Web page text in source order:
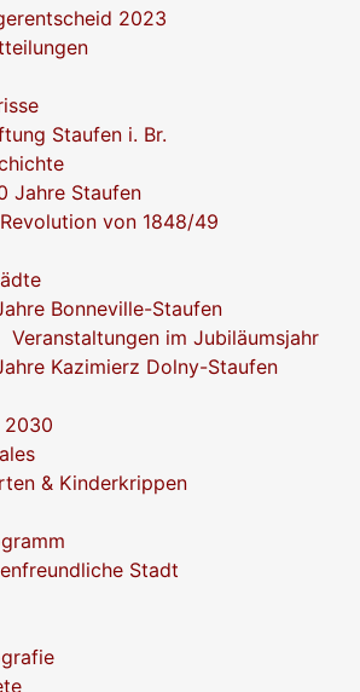
2023
Staufen i. Br.
Jahre Staufen
von 1848/49
Bonneville-Staufen
Veranstaltungen im Jubiläumsjahr
Kazimierz Dolny-Staufen
2030
& Kinderkrippen
Stadt